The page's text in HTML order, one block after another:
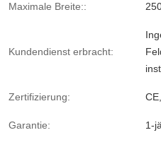
Maximale Breite::
Kundendienst erbracht:
Zertifizierung:
Garantie: 1-